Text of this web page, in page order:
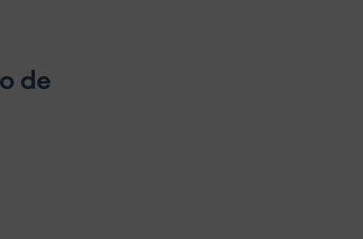
de